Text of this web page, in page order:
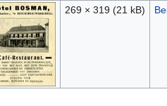
269 × 319 (21 kB)